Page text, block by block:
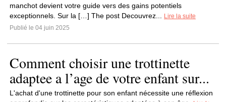
manchot devient votre guide vers des gains potentiels
exceptionnels. Sur la […] The post Decouvrez...
Lire la suite
Publié le 04 juin 2025
Comment choisir une trottinette
adaptee a l’age de votre enfant sur...
L'achat d'une trottinette pour son enfant nécessite une réflexion